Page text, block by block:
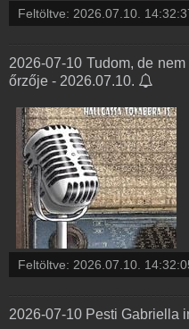
Feltöltve: 2026.07.10.
2026-07-10 Tudom, de
őrzője - 2026.07.10.
Feltöltve: 2026.07.10.
2026-07-10 Pesti Gabriella